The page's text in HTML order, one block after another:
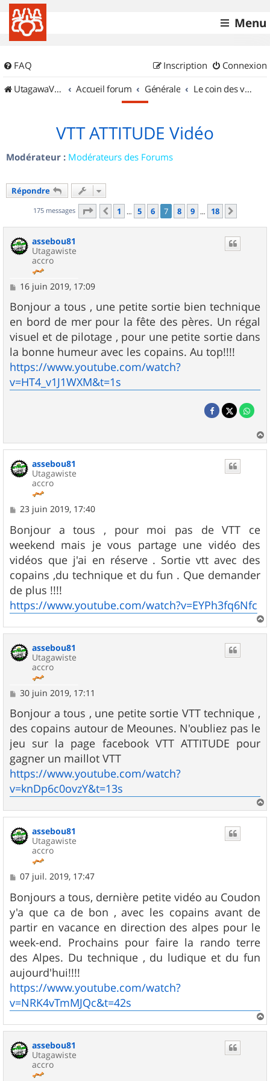
Menu
FAQ Connexion
Inscription
UtagawaVTT (Randos VTT et VTTAE avec traces GPS)
Accueil forum Générale Le coin des vidéastes
VTT ATTITUDE Vidéo
Modérateur : Modérateurs des Forums
Répondre
175 messages Page 7sur 18
Précédent
1 … 5 6 7 8 9 … 18
assebou81
Utagawiste
accro
M
s
s
a
g
e
16 juin 2019, 17:09
Bonjour a tous , une petite sortie bien technique
en bord de mer pour la fête des pères. Un régal
visuel et de pilotage , pour une petite sortie dans
la bonne humeur avec les copains. Au top!!!!
https://www.youtube.com/watch?
v=HT4_v1J1WXM&t=1s
a
assebou81
Utagawiste
accro
M
s
s
a
g
e
23 juin 2019, 17:40
Bonjour a tous , pour moi pas de VTT ce
weekend mais je vous partage une vidéo des
vidéos que j'ai en réserve . Sortie vtt avec des
copains ,du technique et du fun . Que demander
de plus !!!!
https://www.youtube.com/watch?v=EYPh3fq6Nfc
a
assebou81
Utagawiste
accro
M
s
s
a
g
e
30 juin 2019, 17:11
Bonjour a tous , une petite sortie VTT technique ,
des copains autour de Meounes. N'oubliez pas le
jeu sur la page facebook VTT ATTITUDE pour
gagner un maillot VTT
https://www.youtube.com/watch?
v=knDp6c0ovzY&t=13s
a
assebou81
Utagawiste
accro
M
s
s
a
g
e
07 juil. 2019, 17:47
Bonjours a tous, dernière petite vidéo au Coudon
y'a que ca de bon , avec les copains avant de
partir en vacance en direction des alpes pour le
week-end. Prochains pour faire la rando terre
des Alpes. Du technique , du ludique et du fun
aujourd'hui!!!!
https://www.youtube.com/watch?
v=NRK4vTmMJQc&t=42s
a
assebou81
Utagawiste
accro